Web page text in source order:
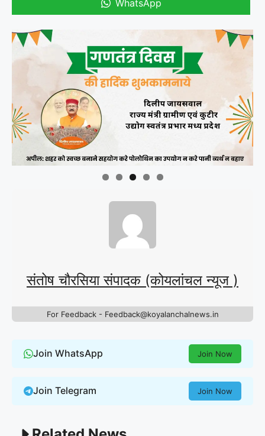
WhatsApp
संतोष चौरसिया संपादक (कोयलांचल न्यूज )
For Feedback - Feedback@koyalanchalnews.in
Join WhatsApp Join Now
Join Telegram Join Now